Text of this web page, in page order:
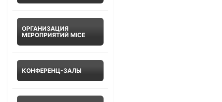
ОРГАНИЗАЦИЯ
МЕРОПРИЯТИЙ MICE
КОНФЕРЕНЦ-ЗАЛЫ